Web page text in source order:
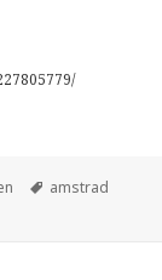
Etiquetas
amstrad